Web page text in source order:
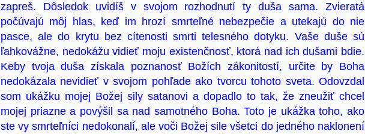
zapreš. Dôsledok uvidíš v svojom rozhodnutí ty duša sama. Zvieratá
počúvajú môj hlas, keď im hrozí smrteľné nebezpečie a utekajú do nie
pasce, ale do krytu bez cítenosti smrti telesného dotyku. Vaše duše sú
ľahkovážne, nedokážu vidieť moju existenčnosť, ktorá nad ich dušami bdie.
Keby tvoja duša získala poznanosť Božích zákonitostí, určite by Boha
nedokázala nevidieť v svojom pohľade ako tvorcu tohoto sveta. Odovzdal
som ukážku mojej Božej sily satanovi a dopadlo to tak, že zneužiť chcel
mojej priazne a povýšil sa nad samotného Boha. Toto je ukážka toho, ako
ste vy smrteľníci nedokonalí, ale voči Božej sile všetci do jedného naklonení